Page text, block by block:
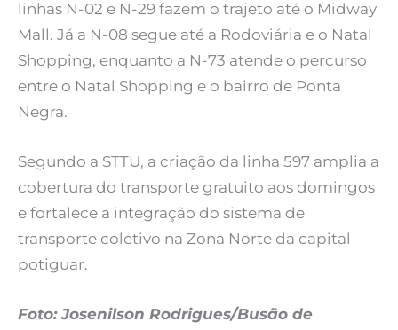
linhas N-02 e N-29 fazem o trajeto até o Midway
Mall. Já a N-08 segue até a Rodoviária e o Natal
Shopping, enquanto a N-73 atende o percurso
entre o Natal Shopping e o bairro de Ponta
Negra.
Segundo a STTU, a criação da linha 597 amplia a
cobertura do transporte gratuito aos domingos
e fortalece a integração do sistema de
transporte coletivo na Zona Norte da capital
potiguar.
Foto: Josenilson Rodrigues/Busão de